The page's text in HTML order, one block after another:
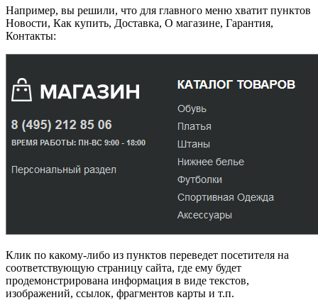
Например, вы решили, что для главного меню хватит пунктов
Новости, Как купить, Доставка, О магазине, Гарантия,
Контакты:
Клик по какому-либо из пунктов переведет посетителя на
соответствующую страницу сайта, где ему будет
продемонстрирована информация в виде текстов,
изображений, ссылок, фрагментов карты и т.п.